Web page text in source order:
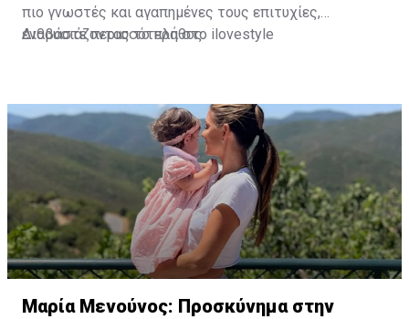
πιο γνωστές και αγαπημένες τους επιτυχίες,
ενθουσιάζοντας το πλήθος.
Διαβάστε περισσότερα στο ilovestyle
Μαρία Μενούνος: Προσκύνημα στην